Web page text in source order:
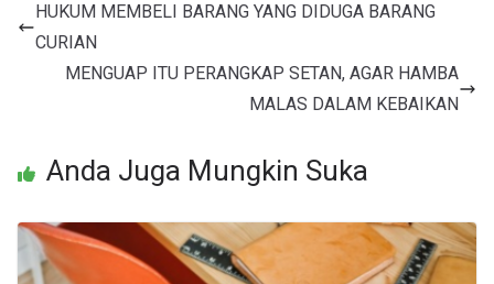
HUKUM MEMBELI BARANG YANG DIDUGA BARANG
CURIAN
MENGUAP ITU PERANGKAP SETAN, AGAR HAMBA
MALAS DALAM KEBAIKAN
Anda Juga Mungkin Suka